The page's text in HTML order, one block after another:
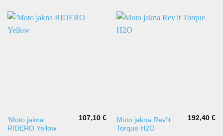
‘Moto jakna
RIDERO Yellow
107,10€
Ovaj
proizvod
Moto jakna Rev’it
Torque H2O
192,40€
Ovaj
proizvod